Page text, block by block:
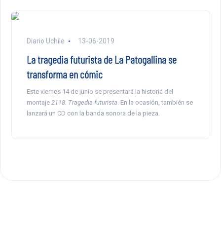
Diario Uchile 13-06-2019
La tragedia futurista de La Patogallina se
transforma en cómic
Este viernes 14 de junio se presentará la historia del
montaje 2118. Tragedia futurista. En la ocasión, también se
lanzará un CD con la banda sonora de la pieza.